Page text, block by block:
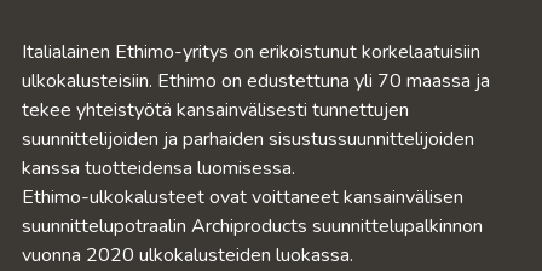
Italialainen Ethimo-yritys on erikoistunut korkelaatuisiin
ulkokalusteisiin. Ethimo on edustettuna yli 70 maassa ja
tekee yhteistyötä kansainvälisesti tunnettujen
suunnittelijoiden ja parhaiden sisustussuunnittelijoiden
kanssa tuotteidensa luomisessa.
Ethimo-ulkokalusteet ovat voittaneet kansainvälisen
suunnittelupotraalin Archiproducts suunnittelupalkinnon
vuonna 2020 ulkokalusteiden luokassa.